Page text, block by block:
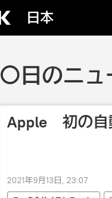
日本
〇日のニ
Apple 初の自
2021年9月13日, 23:07